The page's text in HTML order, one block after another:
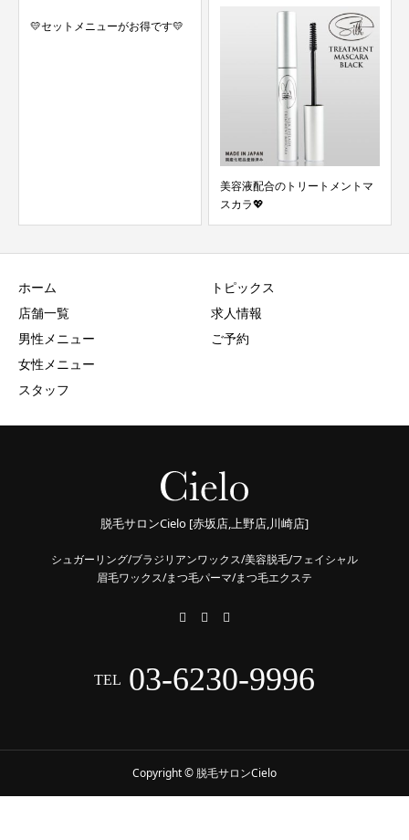
✨定期的なご来店がオススメで
ホーム
店舗一覧
男性メニュー
女性メニュー
スタッフ
トピックス
求人情報
ご予約
脱毛サロンCielo [赤坂店,上野店,川崎店]
シュガーリング/ブラジリアンワックス/美容脱毛/フェイシャル
眉毛ワックス/まつ毛パーマ/まつ毛エクステ
TEL 03-6230-9996
Copyright © 脱毛サロンCielo